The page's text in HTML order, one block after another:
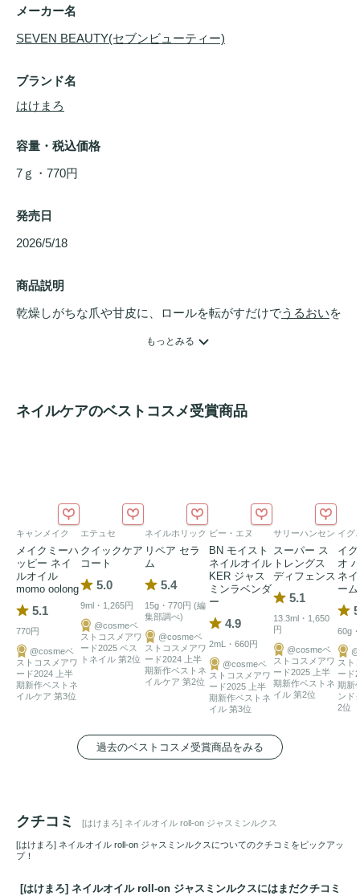
メーカー名
SEVEN BEAUTY(セブンビューティー)
ブランド名
はけまろ
容量・税込価格
7ｇ・770円
発売日
2026/5/18
商品説明
乾燥しがちな爪や甘皮に、ロールを転がすだけでうるおいを
け、なめらかな指先へ導きます。
もっとみる
ネイルケアのベストコスメ受賞商品
キャンメイク
メイクミーハ
ッピー ネイ
ルオイル
momo oolong
5.1
770円
@cosmeベ
ストコスメアワ
ード2024 上半
期新作ベストネ
イルケア 第3位
エテュセ
クイックケア
コート
5.0
9ml・1,265円
@cosmeベ
ストコスメアワ
ード2025 ベス
トネイル 第2位
ネイルホリック
リペア セラ
ム
5.4
15g・770円 (編
集部調べ)
@cosmeベ
ストコスメアワ
ード2024 上半
期新作ベストネ
イルケア 第2位
ビー・エヌ
BN モイスト
ネイルオイル
KER ジャス
ミンラベンダ
ー
4.9
2mL・660円
@cosmeベ
ストコスメアワ
ード2025 上半
期新作ベストネ
イル 第3位
サリーハンセン
スーパー ス
トレングス
ディフェンス
5.1
13.3ml・1,650
円
@cosmeベ
ストコスメアワ
ード2025 上半
期新作ベストネ
イル 第2位
イグ
イ
オ
ネ
ー
60g
スト
ード
期新
ンド
2位
過去のベストコスメ受賞商品をみる
クチコミ [はけまろ] ネイルオイル roll-on ジャスミンルクス
[はけまろ] ネイルオイル roll-on ジャスミンルクスについてのクチコミをピックアッ
プ！
[はけまろ] ネイルオイル roll-on ジャスミンルクスにはまだクチコミ